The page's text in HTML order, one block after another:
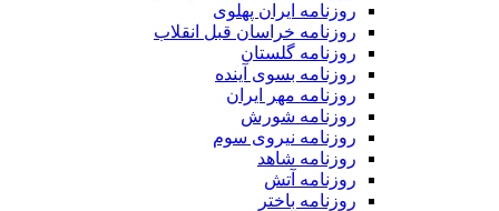
روزنامه ایران پهلوی
روزنامه خراسان قبل انقلاب
روزنامه گلستان
روزنامه بسوی آینده
روزنامه مهر ایران
روزنامه شورش
روزنامه نیروی سوم
روزنامه شاهد
روزنامه آتش
روزنامه باختر